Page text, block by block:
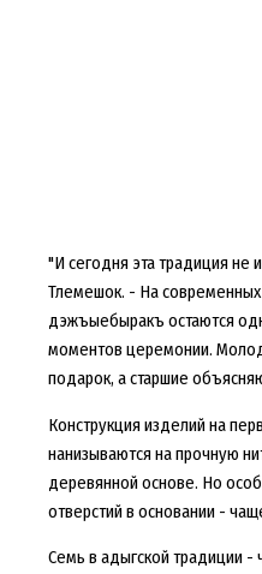
"И сегодня эта традиция не
Тлемешок. - На
дэжъыебыракъ остаются
моментов церемонии.
подарок, а старшие
Конструкция изделий на
нанизываются на прочную
деревянной основе. Но
отверстий в основании -
Семь в адыгской традиции -